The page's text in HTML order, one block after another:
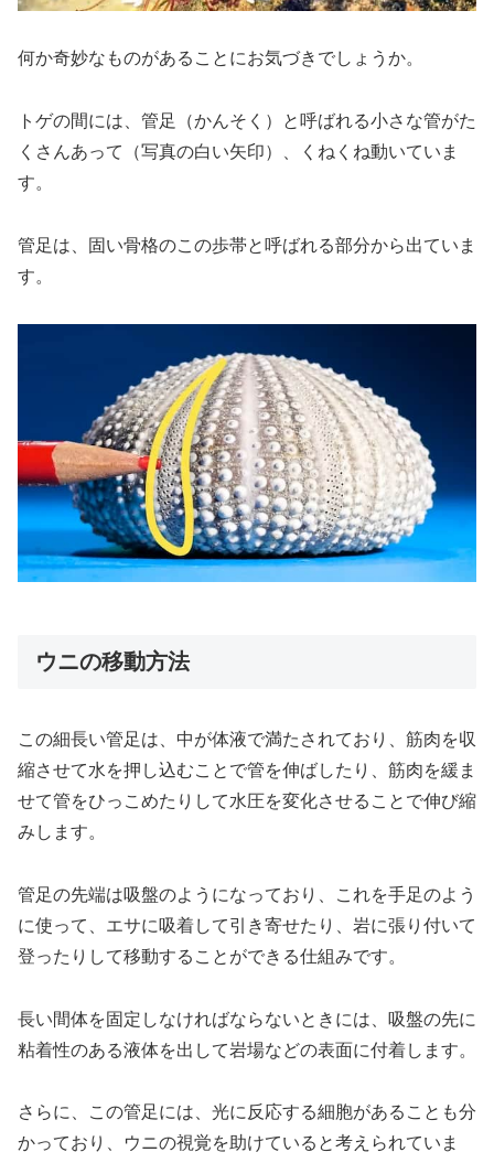
何か奇妙なものがあることにお気づきでしょうか。
トゲの間には、管足（かんそく）と呼ばれる小さな管がた
くさんあって（写真の白い矢印）、くねくね動いていま
す。
管足は、固い骨格のこの歩帯と呼ばれる部分から出ていま
す。
ウニの移動方法
この細長い管足は、中が体液で満たされており、筋肉を収
縮させて水を押し込むことで管を伸ばしたり、筋肉を緩ま
せて管をひっこめたりして水圧を変化させることで伸び縮
みします。
管足の先端は吸盤のようになっており、これを手足のよう
に使って、エサに吸着して引き寄せたり、岩に張り付いて
登ったりして移動することができる仕組みです。
長い間体を固定しなければならないときには、吸盤の先に
粘着性のある液体を出して岩場などの表面に付着します。
さらに、この管足には、光に反応する細胞があることも分
かっており、ウニの視覚を助けていると考えられていま